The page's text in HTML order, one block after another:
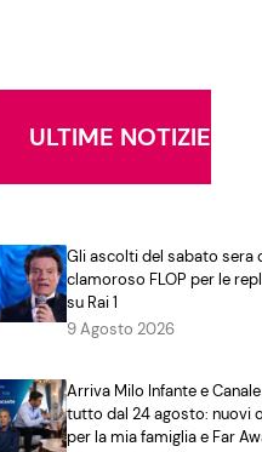
ULTIME NOTIZIE
Gli ascolti del sabato sera
clamoroso FLOP per le
su Rai 1
9 Agosto 2026
Arriva Milo Infante e
tutto dal 24 agosto: nuovi
per la mia famiglia e Far